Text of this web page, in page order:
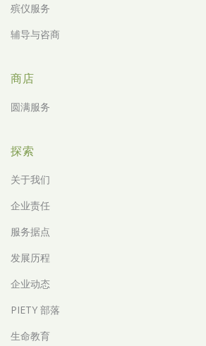
殡仪服务
辅导与咨商
商店
圆满服务
探索
关于我们
企业责任
服务据点
发展历程
企业动态
PIETY 部落
生命教育